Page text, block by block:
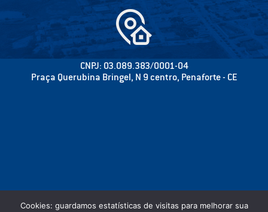
CNPJ: 03.089.383/0001-04
Praça Querubina Bringel, N 9 centro, Penaforte - CE
Cookies: guardamos estatísticas de visitas para melhorar sua